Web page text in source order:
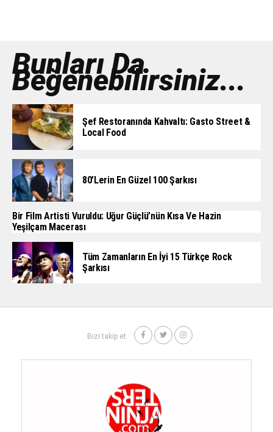
Bunları Da
Beğenebilirsiniz...
Şef Restoranında Kahvaltı: Gasto Street &
Local Food
80’lerin En Güzel 100 Şarkısı
Bir Film Artisti Vuruldu: Uğur Güçlü’nün Kısa Ve Hazin
Yeşilçam Macerası
Tüm Zamanların En İyi 15 Türkçe Rock
Şarkısı
Bizi takip et